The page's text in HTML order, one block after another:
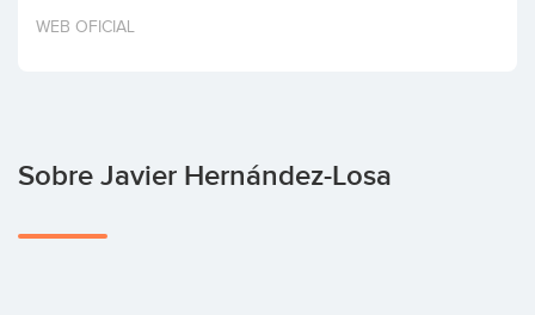
Invertir
WEB OFICIAL
Sobre Javier Hernández-Losa